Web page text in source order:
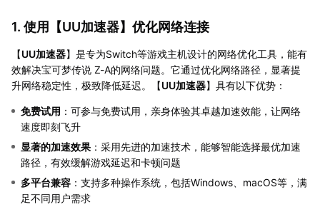
1. 使用【UU加速器】优化网络连接
【UU加速器】是专为Switch等游戏主机设计的网络优化工具，能有
效解决宝可梦传说 Z-A的网络问题。它通过优化网络路径，显著提
升网络稳定性，极致降低延迟。【UU加速器】具有以下优势：
免费试用 ：可参与免费试用，亲身体验其卓越加速效能，让网络
速度即刻飞升
显著的加速效果 ：采用先进的加速技术，能够智能选择最优加速
路径，有效缓解游戏延迟和卡顿问题
多平台兼容 ：支持多种操作系统，包括Windows、macOS等，满
足不同用户需求